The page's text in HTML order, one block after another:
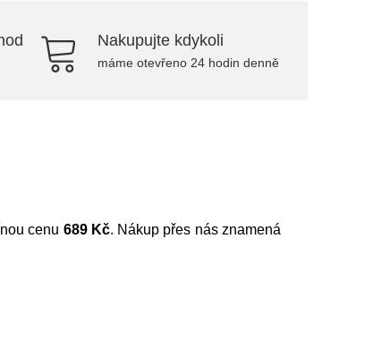
Nakupujte kdykoli
máme otevřeno 24 hodin denně
cenu 689 Kč. Nákup přes nás znamená